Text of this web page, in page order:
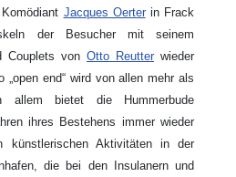
Jacques Oerterin Frack
der Besucher mit seinem
Couplets von Otto Reutter wieder
end“ wird von allen mehr als
allem bietet die Hummerbude
ihres Bestehens immer wieder
künstlerischen Aktivitäten in der
die bei den Insulanern und